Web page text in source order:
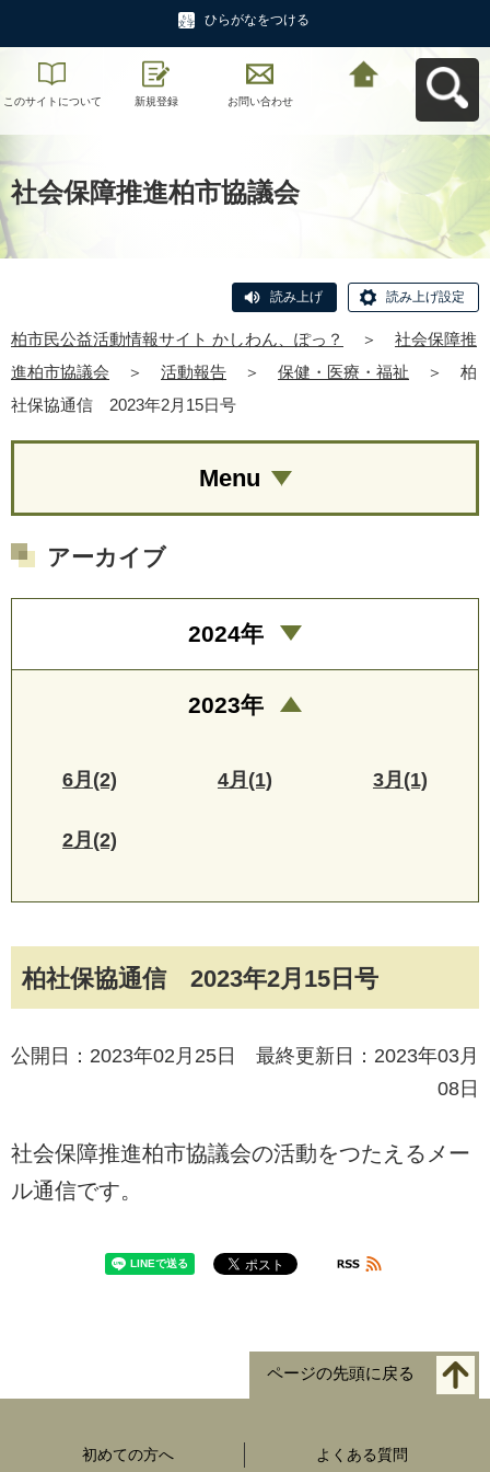
ひらがなをつける
このサイトについて 新規登録 お問い合わせ
社会保障推進柏市協議会
読み上げ 読み上げ設定
柏市民公益活動情報サイト かしわん、ぽっ？ ＞
社会保障推
進柏市協議会
＞ 活動報告 ＞ 保健・医療・福祉 ＞
柏
社保協通信 2023年2月15日号
柏社保協通信 2023年2月15日号
公開日：2023年02月25日 最終更新日：2023年03月
08日
社会保障推進柏市協議会の活動をつたえるメー
ル通信です。
Menu
アーカイブ
2024年
2023年
6月(2) 4月(1) 3月(1)
2月(2)
ページの先頭に戻る
初めての方へ よくある質問